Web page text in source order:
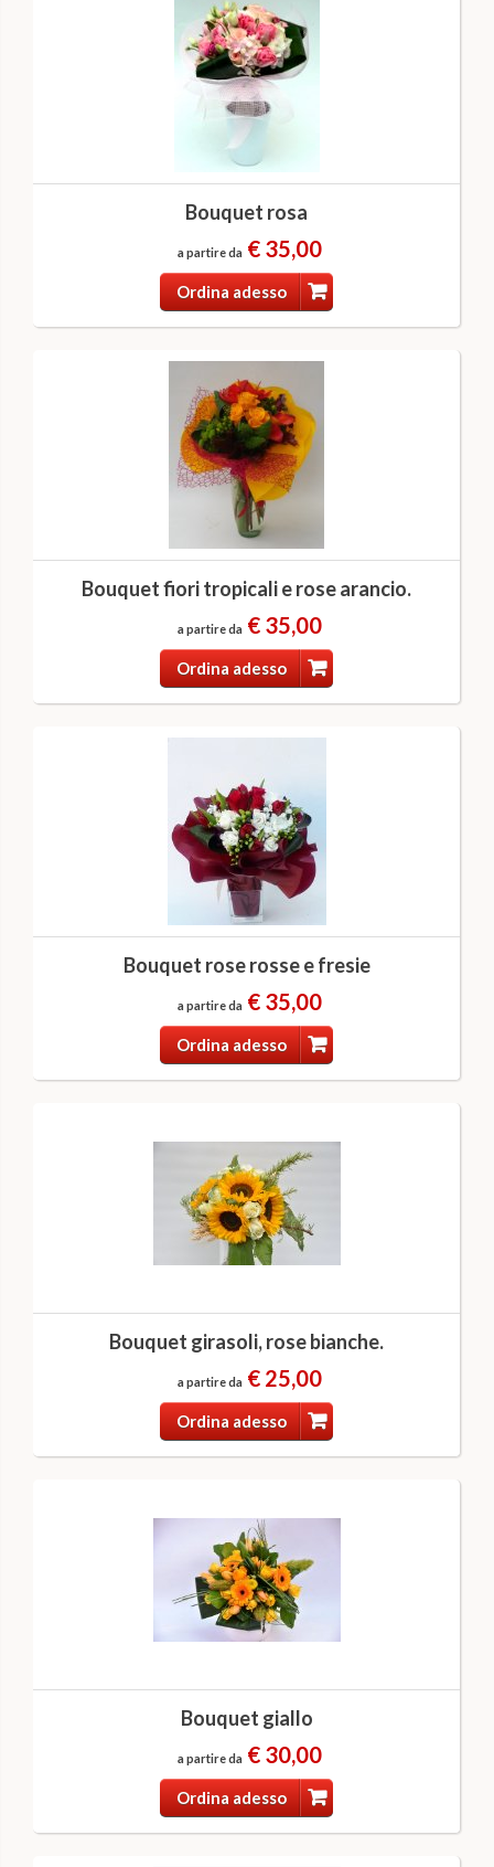
Bouquet rosa
a partire da € 35,00
Ordina adesso
Bouquet fiori tropicali e rose arancio.
a partire da € 35,00
Ordina adesso
Bouquet rose rosse e fresie
a partire da € 35,00
Ordina adesso
Bouquet girasoli, rose bianche.
a partire da € 25,00
Ordina adesso
Bouquet giallo
a partire da € 30,00
Ordina adesso